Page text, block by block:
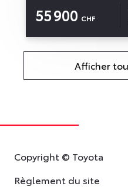
55 900 CHF
Afficher
Copyright © Toyota
Règlement du site